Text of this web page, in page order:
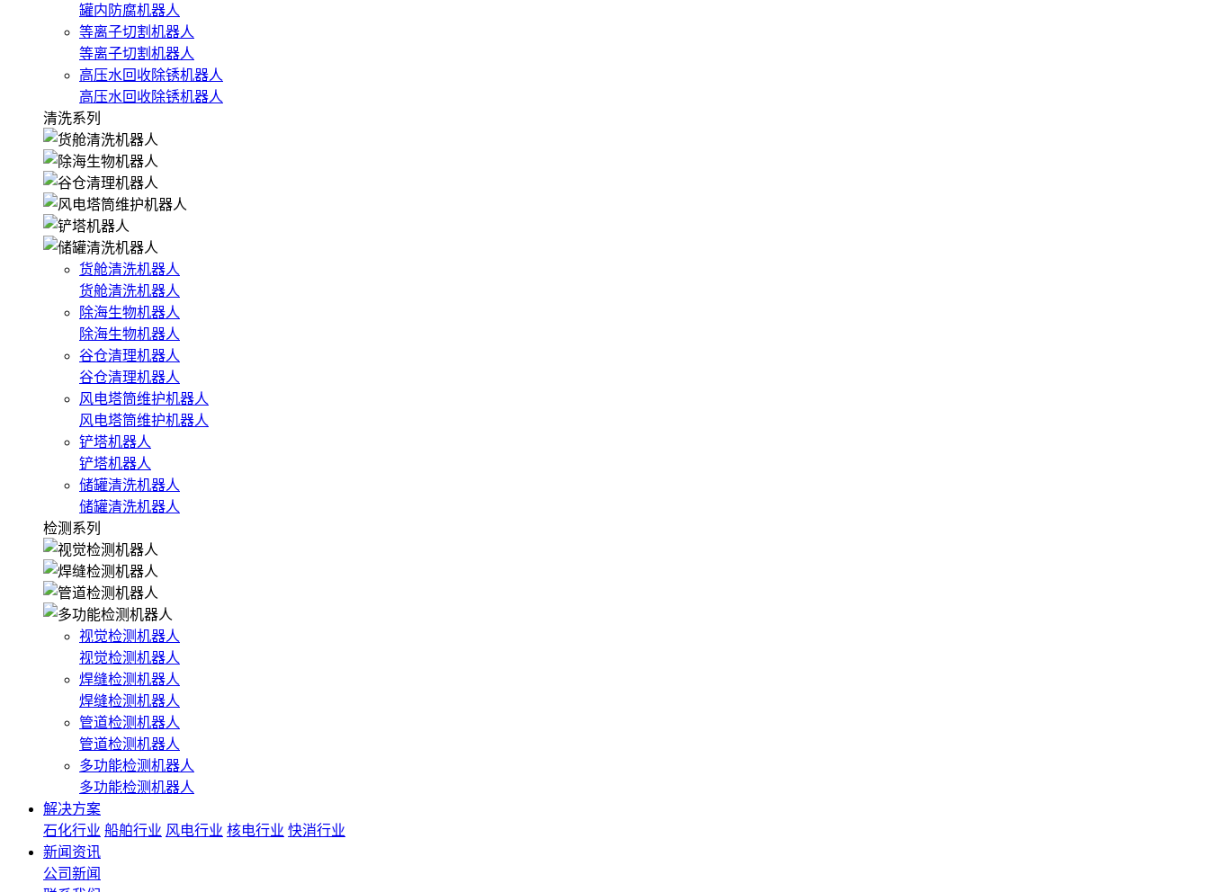
罐内防腐机器人
等离子切割机器人
等离子切割机器人
高压水回收除锈机器人
高压水回收除锈机器人
清洗系列
货舱清洗机器人
货舱清洗机器人
除海生物机器人
除海生物机器人
谷仓清理机器人
谷仓清理机器人
风电塔筒维护机器人
风电塔筒维护机器人
铲塔机器人
铲塔机器人
储罐清洗机器人
储罐清洗机器人
检测系列
视觉检测机器人
视觉检测机器人
焊缝检测机器人
焊缝检测机器人
管道检测机器人
管道检测机器人
多功能检测机器人
多功能检测机器人
解决方案
石化行业 船舶行业 风电行业 核电行业 快消行业
新闻资讯
公司新闻